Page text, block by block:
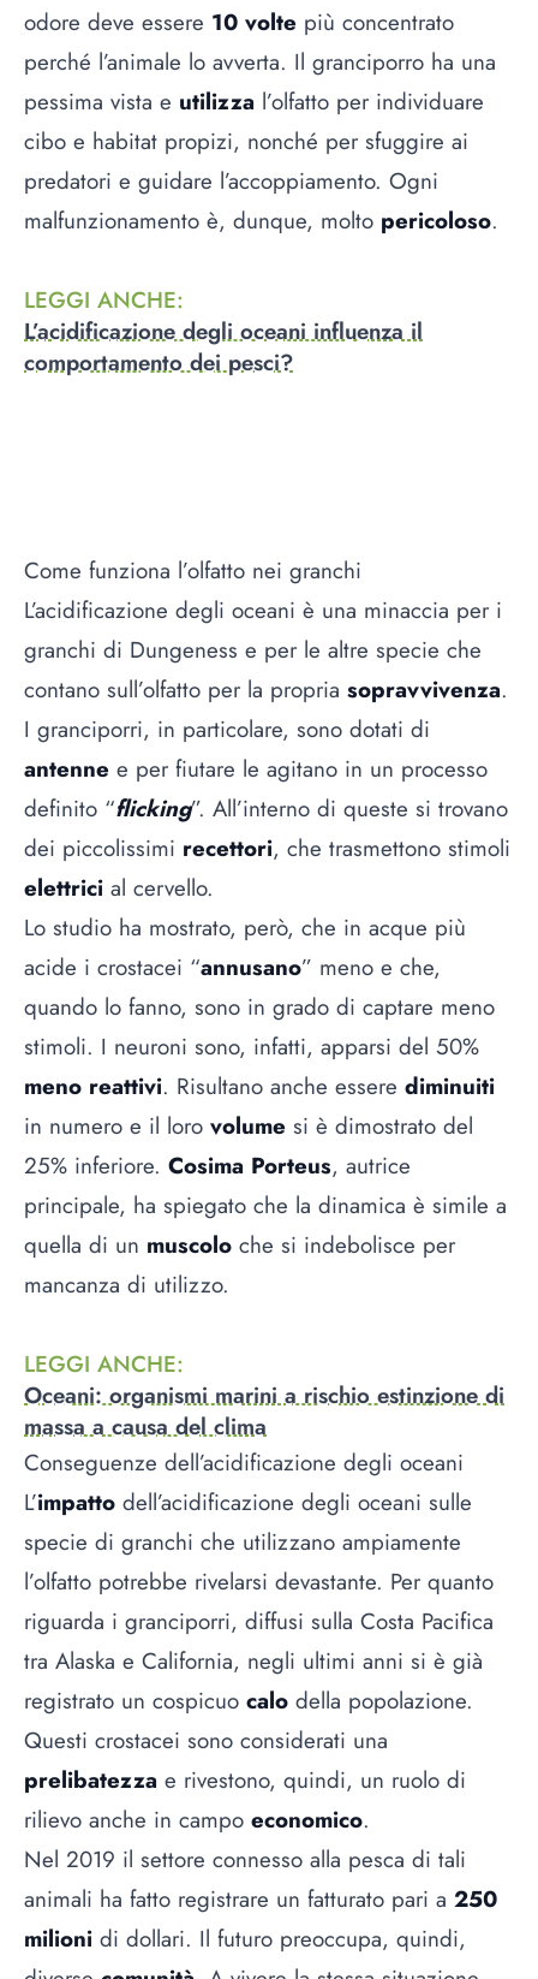
odore deve essere 10 volte più concentrato
perché l’animale lo avverta. Il granciporro ha una
pessima vista e utilizza l’olfatto per individuare
cibo e habitat propizi, nonché per sfuggire ai
predatori e guidare l’accoppiamento. Ogni
malfunzionamento è, dunque, molto pericoloso.
LEGGI ANCHE:
L’acidificazione degli oceani influenza il
comportamento dei pesci?
Come funziona l’olfatto nei granchi
L’acidificazione degli oceani è una minaccia per i
granchi di Dungeness e per le altre specie che
contano sull’olfatto per la propria sopravvivenza.
I granciporri, in particolare, sono dotati di
antenne e per fiutare le agitano in un processo
definito “flicking”. All’interno di queste si trovano
dei piccolissimi recettori, che trasmettono stimoli
elettrici al cervello.
Lo studio ha mostrato, però, che in acque più
acide i crostacei “annusano” meno e che,
quando lo fanno, sono in grado di captare meno
stimoli. I neuroni sono, infatti, apparsi del 50%
meno reattivi. Risultano anche essere diminuiti
in numero e il loro volume si è dimostrato del
25% inferiore. Cosima Porteus, autrice
principale, ha spiegato che la dinamica è simile a
quella di un muscolo che si indebolisce per
mancanza di utilizzo.
LEGGI ANCHE:
Oceani: organismi marini a rischio estinzione di
massa a causa del clima
Conseguenze dell’acidificazione degli oceani
L’impatto dell’acidificazione degli oceani sulle
specie di granchi che utilizzano ampiamente
l’olfatto potrebbe rivelarsi devastante. Per quanto
riguarda i granciporri, diffusi sulla Costa Pacifica
tra Alaska e California, negli ultimi anni si è già
registrato un cospicuo calo della popolazione.
Questi crostacei sono considerati una
prelibatezza e rivestono, quindi, un ruolo di
rilievo anche in campo economico.
Nel 2019 il settore connesso alla pesca di tali
animali ha fatto registrare un fatturato pari a 250
milioni di dollari. Il futuro preoccupa, quindi,